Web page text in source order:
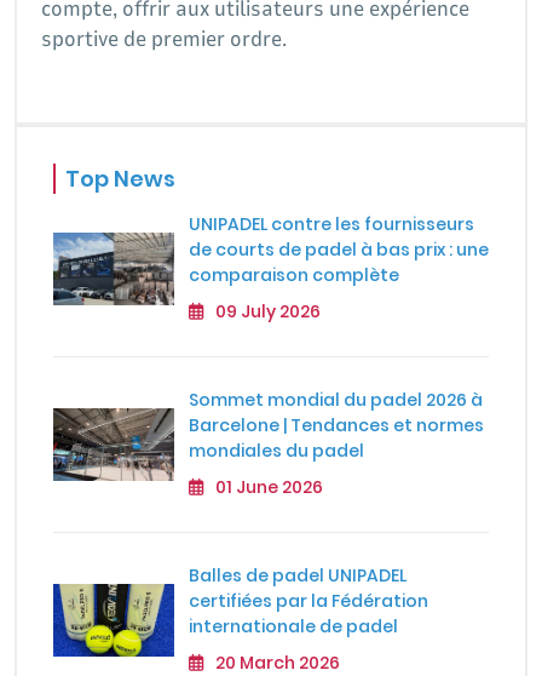
compte, offrir aux utilisateurs une expérience
sportive de premier ordre.
Top News
UNIPADEL contre les fournisseurs
de courts de padel à bas prix : une
comparaison complète
09 July 2026
Sommet mondial du padel 2026 à
Barcelone | Tendances et normes
mondiales du padel
01 June 2026
Balles de padel UNIPADEL
certifiées par la Fédération
internationale de padel
20 March 2026